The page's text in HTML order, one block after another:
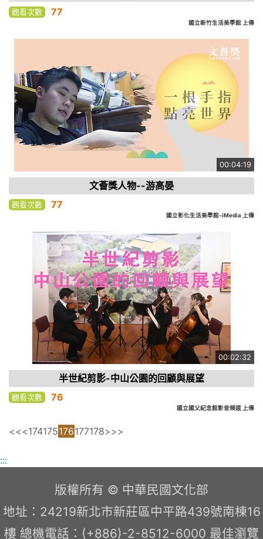
觀看次數 77
國立新竹生活美學館 上傳
00:04:19
文薈獎人物--游高晏
觀看次數 77
國立彰化生活美學館-iMedia 上傳
00:02:32
半世紀剪影-中山公園的回顧與展望
觀看次數 76
國立國父紀念館影音頻道 上傳
<<<174175176177178>>>
:::
版權所有 © 中華民國文化部
地址：24219新北市新莊區中平路439號南棟16
樓 總機電話：(+886)-2-8512-6000 最佳瀏覽